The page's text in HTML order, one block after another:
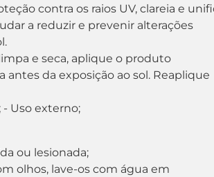
contra os raios UV, clareia e
a reduzir e prevenir alterações
e seca, aplique o produto
da exposição ao sol. Reaplique
- Uso externo;
ou lesionada;
olhos, lave-os com água em